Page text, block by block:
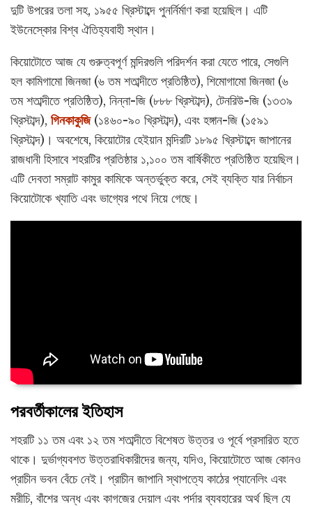
দুটি উপরের তলা সহ, ১৯৫৫ খ্রিস্টাব্দে পুনর্নির্মাণ করা হয়েছিল। এটি
ইউনেস্কোর বিশ্ব ঐতিহ্যবাহী স্থান।
কিয়োটোতে আজ যে গুরুত্বপূর্ণ মন্দিরগুলি পরিদর্শন করা যেতে পারে, সেগুলি
হল কামিগামো জিনজা (৬ তম শতাব্দীতে প্রতিষ্ঠিত), শিমোগামো জিনজা (৬
তম শতাব্দীতে প্রতিষ্ঠিত), নিন্না-জি (৮৮৮ খ্রিস্টাব্দ), টেনরিউ-জি (১৩৩৯
খ্রিস্টাব্দ), গিনকাকুজি(১৪৬০-৯০ খ্রিস্টাব্দ), এবং হঙ্গান-জি (১৫৯১
খ্রিস্টাব্দ)। অবশেষে, কিয়োটোর হেইয়ান মন্দিরটি ১৮৯৫ খ্রিস্টাব্দে জাপানের
রাজধানী হিসাবে শহরটির প্রতিষ্ঠার ১,১০০ তম বার্ষিকীতে প্রতিষ্ঠিত হয়েছিল।
এটি দেবতা সম্রাট কামুর কামিকে অন্তর্ভুক্ত করে, সেই ব্যক্তি যার নির্বাচন
কিয়োটোকে খ্যাতি এবং ভাগ্যের পথে নিয়ে গেছে।
পরবর্তীকালের ইতিহাস
শহরটি ১১ তম এবং ১২ তম শতাব্দীতে বিশেষত উত্তর ও পূর্বে প্রসারিত হতে
থাকে। দুর্ভাগ্যবশত উত্তরাধিকারীদের জন্য, যদিও, কিয়োটোতে আজ কোনও
প্রাচীন ভবন বেঁচে নেই। প্রাচীন জাপানি স্থাপত্যে কাঠের প্যানেলিং এবং
মরীচি, বাঁশের অন্ধ এবং কাগজের দেয়াল এবং পর্দার ব্যবহারের অর্থ ছিল যে